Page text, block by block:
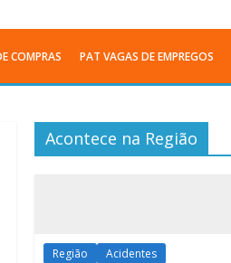
COMPRAS PAT VAGAS DE EMPREGOS
Acontece na Região
Região Acidentes